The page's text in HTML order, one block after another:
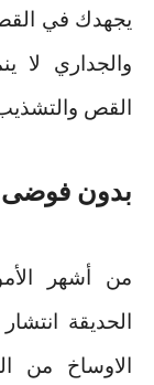
يجهدك في
والجداري لا
القص
بدون فوضى
من أشهر
الحديقة
الاوساخ من